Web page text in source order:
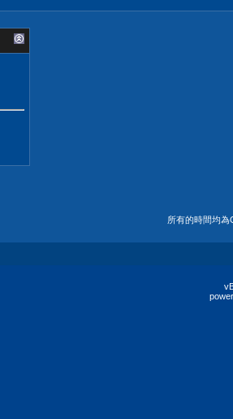
所有的時間均為